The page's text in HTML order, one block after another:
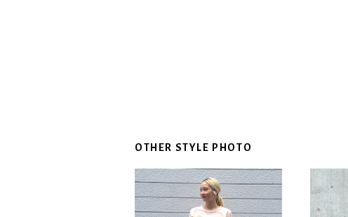
OTHER STYLE PHOTO